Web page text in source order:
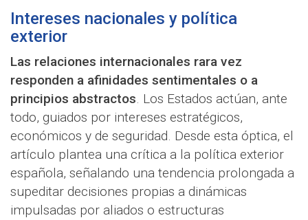
Intereses nacionales y política
exterior
Las relaciones internacionales rara vez
responden a afinidades sentimentales o a
principios abstractos. Los Estados actúan, ante
todo, guiados por intereses estratégicos,
económicos y de seguridad. Desde esta óptica, el
artículo plantea una crítica a la política exterior
española, señalando una tendencia prolongada a
supeditar decisiones propias a dinámicas
impulsadas por aliados o estructuras